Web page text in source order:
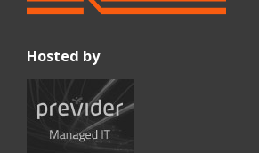
Hosted by